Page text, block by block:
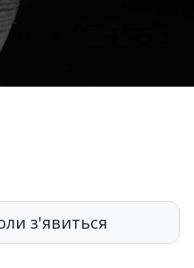
з'явиться